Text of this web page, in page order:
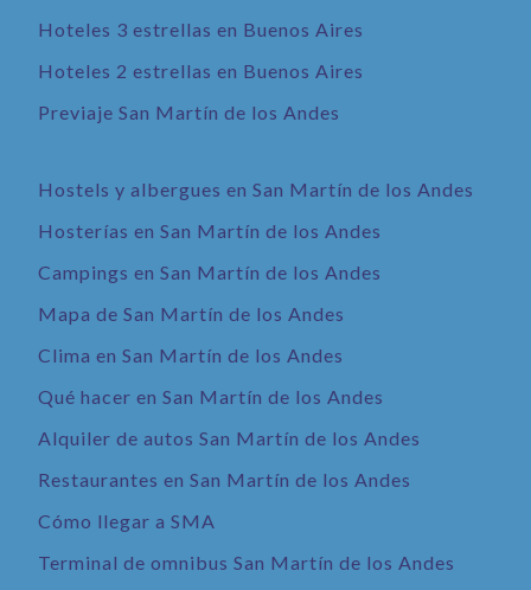
Hoteles 3 estrellas en Buenos Aires
Hoteles 2 estrellas en Buenos Aires
Previaje San Martín de los Andes
Hostels y albergues en San Martín de los Andes
Hosterías en San Martín de los Andes
Campings en San Martín de los Andes
Mapa de San Martín de los Andes
Clima en San Martín de los Andes
Qué hacer en San Martín de los Andes
Alquiler de autos San Martín de los Andes
Restaurantes en San Martín de los Andes
Cómo llegar a SMA
Terminal de omnibus San Martín de los Andes